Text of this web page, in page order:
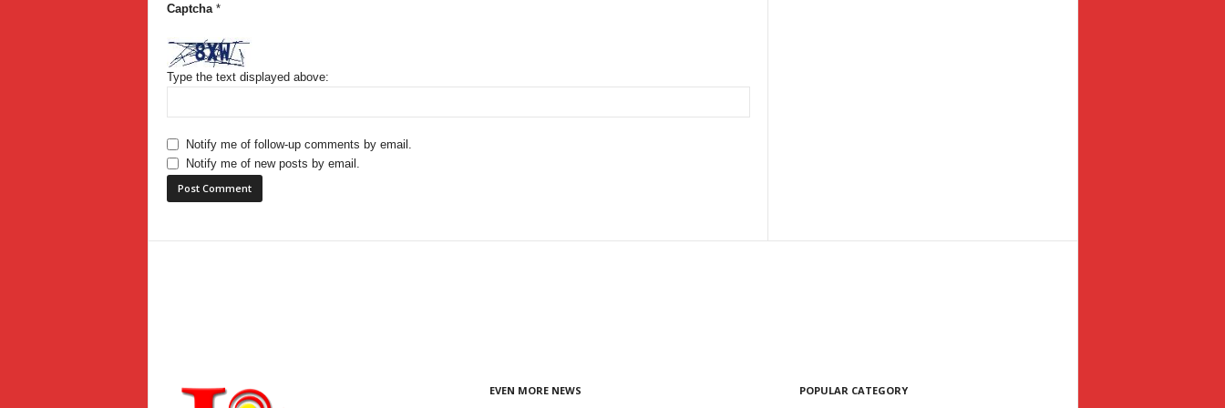
Captcha *
Type the text displayed above:
Notify me of follow-up comments by email.
Notify me of new posts by email.
EVEN MORE NEWS POPULAR CATEGORY